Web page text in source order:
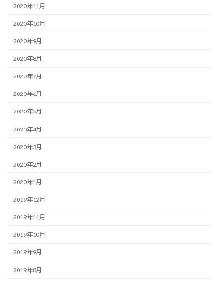
2020年11月
2020年10月
2020年9月
2020年8月
2020年7月
2020年6月
2020年5月
2020年4月
2020年3月
2020年2月
2020年1月
2019年12月
2019年11月
2019年10月
2019年9月
2019年8月